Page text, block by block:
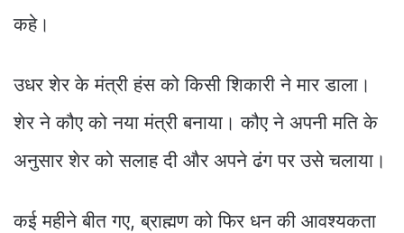
कहे।
उधर शेर के मंत्री हंस को किसी शिकारी ने मार डाला।
शेर ने कौए को नया मंत्री बनाया। कौए ने अपनी मति के
अनुसार शेर को सलाह दी और अपने ढंग पर उसे चलाया।
कई महीने बीत गए, ब्राह्मण को फिर धन की आवश्यकता